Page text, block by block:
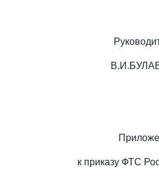
к приказу ФТС